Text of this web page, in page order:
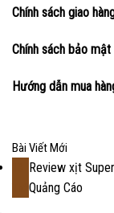
Chính sách giao
Chính sách bảo mật
Hướng dẫn mua
Bài Viết Mới
Review xịt
Quảng Cáo